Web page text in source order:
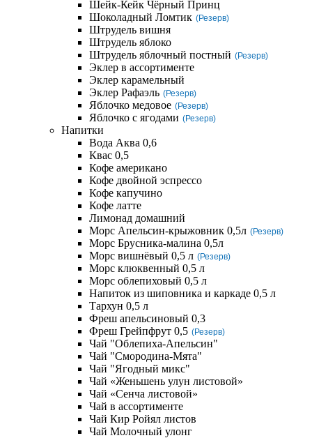
Шейк-Кейк Чёрный Принц
Шоколадный Ломтик (Резерв)
Штрудель вишня
Штрудель яблоко
Штрудель яблочный постный (Резерв)
Эклер в ассортименте
Эклер карамельный
Эклер Рафаэль (Резерв)
Яблочко медовое (Резерв)
Яблочко с ягодами (Резерв)
Напитки
Вода Аква 0,6
Квас 0,5
Кофе американо
Кофе двойной эспрессо
Кофе капучино
Кофе латте
Лимонад домашний
Морс Апельсин-крыжовник 0,5л (Резерв)
Морс Брусника-малина 0,5л
Морс вишнёвый 0,5 л (Резерв)
Морс клюквенный 0,5 л
Морс облепиховый 0,5 л
Напиток из шиповника и каркаде 0,5 л
Тархун 0,5 л
Фреш апельсиновый 0,3
Фреш Грейпфрут 0,5 (Резерв)
Чай "Облепиха-Апельсин"
Чай "Смородина-Мята"
Чай "Ягодный микс"
Чай «Женьшень улун листовой»
Чай «Сенча листовой»
Чай в ассортименте
Чай Кир Ройял листов
Чай Молочный улонг